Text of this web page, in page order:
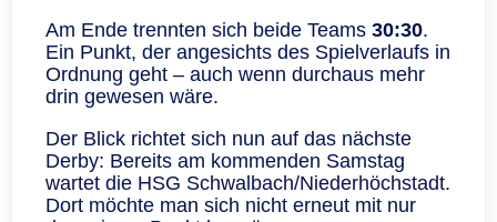
Am Ende trennten sich beide Teams 30:30.
Ein Punkt, der angesichts des Spielverlaufs in
Ordnung geht – auch wenn durchaus mehr
drin gewesen wäre.
Der Blick richtet sich nun auf das nächste
Derby: Bereits am kommenden Samstag
wartet die HSG Schwalbach/Niederhöchstadt.
Dort möchte man sich nicht erneut mit nur